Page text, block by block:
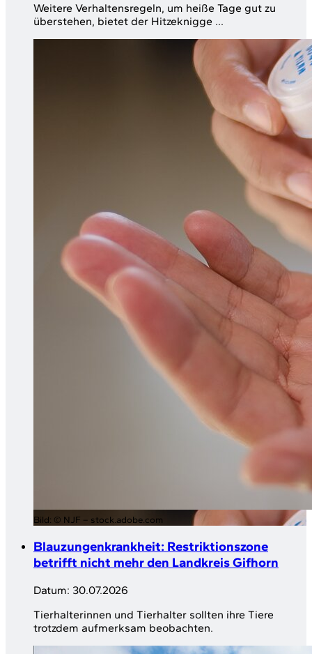
Weitere Verhaltensregeln, um heiße Tage gut zu
überstehen, bietet der Hitzeknigge ...
Bild: © NJF – stock.adobe.com
Blauzungenkrankheit: Restriktionszone
betrifft nicht mehr den Landkreis Gifhorn
Datum: 30.07.2026
Tierhalterinnen und Tierhalter sollten ihre Tiere
trotzdem aufmerksam beobachten.